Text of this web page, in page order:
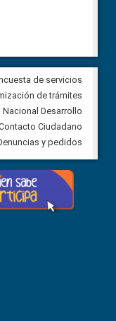
para vigilar los
de la Audiencia
Urbina, parroquia
5 agosto, 2026
de servicios
de trámites
Nacional Desarrollo
Ciudadano
y pedidos